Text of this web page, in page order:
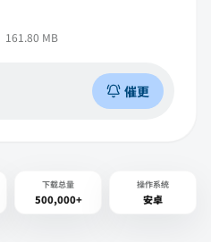
161.80 MB
催更
下载总量
500,000+
操作系统
安卓